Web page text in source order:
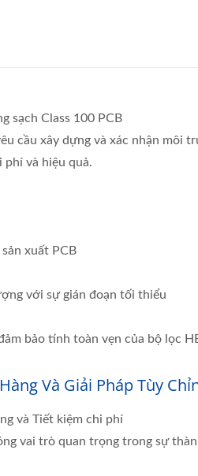
sạch Class 100 PCB
cầu xây dựng và xác nhận
và hiệu quả.
xuất PCB
với sự gián đoạn tối thiểu
bảo tính toàn vẹn của bộ lọc
Và Giải Pháp Tùy
và Tiết kiệm chi phí
vai trò quan trọng trong sự